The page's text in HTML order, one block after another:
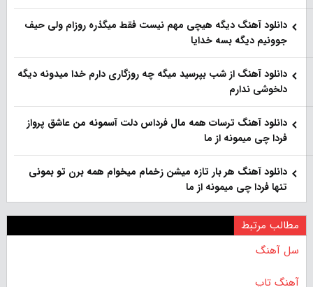
دانلود آهنگ دیگه هیچی مهم نیست فقط میگذره روزام ولی حیف
جوونیم دیگه بسه خدایا
دانلود آهنگ از شب بپرسید میگه چه روزگاری دارم خدا میدونه دیگه
دلخوشی ندارم
دانلود آهنگ ترسات همه مال فرداس دلت آسمونه من عاشق پرواز
فردا چی میمونه از ما
دانلود آهنگ هر بار تازه میشن زخمام میخوام همه برن تو بمونی
تنها فردا چی میمونه از ما
مطالب مرتبط
سل آهنگ
آهنگ تاپ